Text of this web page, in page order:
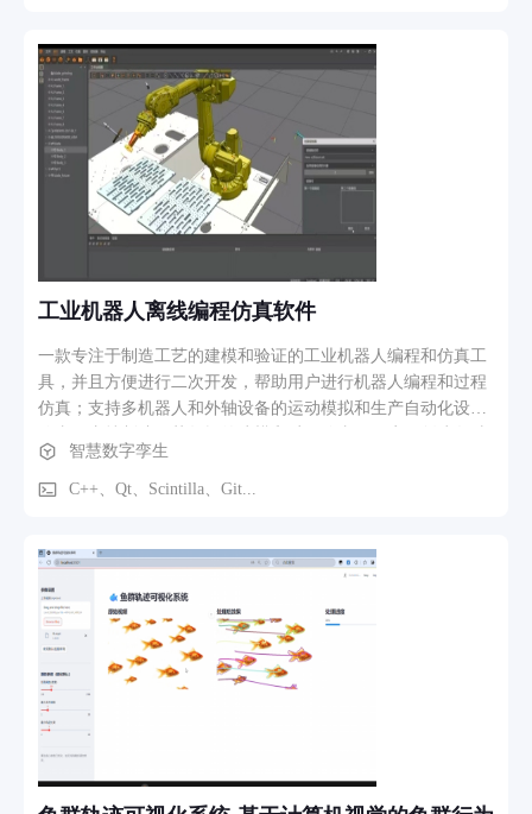
工业机器人离线编程仿真软件
一款专注于制造工艺的建模和验证的工业机器人编程和仿真工
具，并且方便进行二次开发，帮助用户进行机器人编程和过程
仿真；支持多机器人和外轴设备的运动模拟和生产自动化设备
工艺数据并进行仿真；可导入 STEP 格式模型，处理和提取各
种几何特征；用户可定义机械装置，创建专属机器人和工具库
智慧数字孪生
C++、Qt、Scintilla、Git...